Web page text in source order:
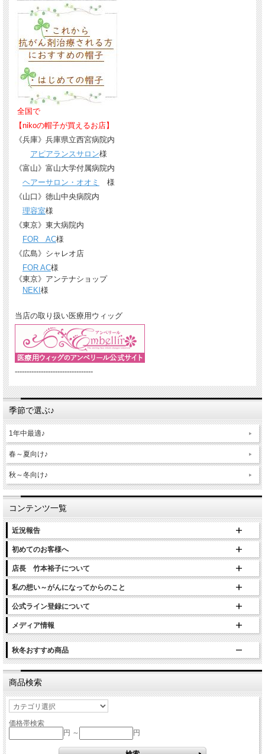
全国で
【nikoの帽子が買えるお店】
《兵庫》兵庫県立西宮病院内
アピアランスサロン様
《富山》富山大学付属病院内
ヘアーサロン・オオミ
様
《山口》徳山中央病院内
理容室様
《東京》東大病院内
FOR AC様
《広島》シャレオ店
FOR AC様
《東京》アンテナショップ
NEKI 様
当店の取り扱い医療用ウィッグ
---------------------------------
季節で選ぶ♪
1年中最適♪
春～夏向け♪
秋～冬向け♪
コンテンツ一覧
近況報告
初めてのお客様へ
店長 竹本裕子について
私の想い～がんになってからのこと
公式ライン登録について
メディア情報
秋冬おすすめ商品
商品検索
価格帯検索
円 ～
円